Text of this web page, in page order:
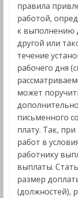
правила
работой,
к выполнению
другой или
течение
рабочего дня
может
письменного
плату. Так,
работ в
работнику
выплаты.
размер
(должностей),